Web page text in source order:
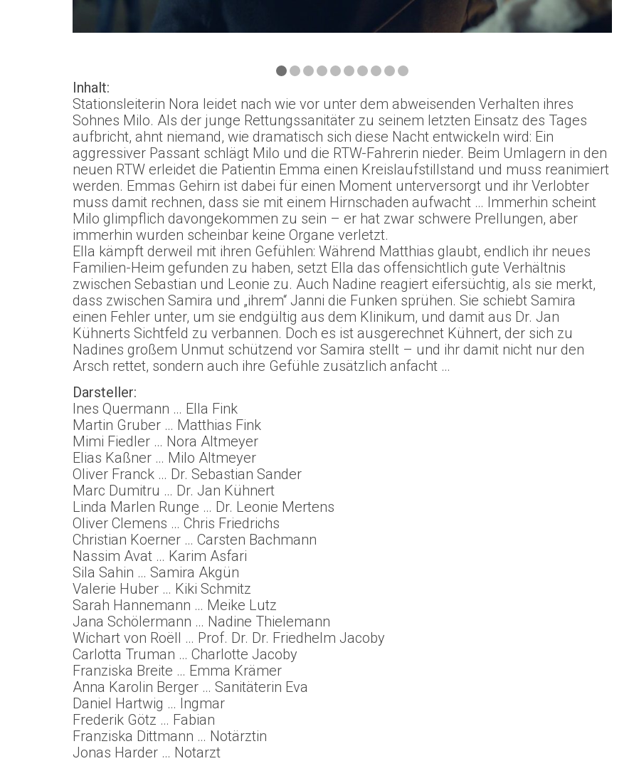
Inhalt:
Stationsleiterin Nora leidet nach wie vor unter dem abweisenden Verhalten ihres
Sohnes Milo. Als der junge Rettungssanitäter zu seinem letzten Einsatz des Tages
aufbricht, ahnt niemand, wie dramatisch sich diese Nacht entwickeln wird: Ein
aggressiver Passant schlägt Milo und die RTW-Fahrerin nieder. Beim Umlagern in den
neuen RTW erleidet die Patientin Emma einen Kreislaufstillstand und muss reanimiert
werden. Emmas Gehirn ist dabei für einen Moment unterversorgt und ihr Verlobter
muss damit rechnen, dass sie mit einem Hirnschaden aufwacht … Immerhin scheint
Milo glimpflich davongekommen zu sein – er hat zwar schwere Prellungen, aber
immerhin wurden scheinbar keine Organe verletzt.
Ella kämpft derweil mit ihren Gefühlen: Während Matthias glaubt, endlich ihr neues
Familien-Heim gefunden zu haben, setzt Ella das offensichtlich gute Verhältnis
zwischen Sebastian und Leonie zu. Auch Nadine reagiert eifersüchtig, als sie merkt,
dass zwischen Samira und „ihrem“ Janni die Funken sprühen. Sie schiebt Samira
einen Fehler unter, um sie endgültig aus dem Klinikum, und damit aus Dr. Jan
Kühnerts Sichtfeld zu verbannen. Doch es ist ausgerechnet Kühnert, der sich zu
Nadines großem Unmut schützend vor Samira stellt – und ihr damit nicht nur den
Arsch rettet, sondern auch ihre Gefühle zusätzlich anfacht …
Darsteller:
Ines Quermann … Ella Fink
Martin Gruber … Matthias Fink
Mimi Fiedler … Nora Altmeyer
Elias Kaßner … Milo Altmeyer
Oliver Franck … Dr. Sebastian Sander
Marc Dumitru … Dr. Jan Kühnert
Linda Marlen Runge … Dr. Leonie Mertens
Oliver Clemens … Chris Friedrichs
Christian Koerner … Carsten Bachmann
Nassim Avat … Karim Asfari
Sila Sahin … Samira Akgün
Valerie Huber … Kiki Schmitz
Sarah Hannemann … Meike Lutz
Jana Schölermann … Nadine Thielemann
Wichart von Roëll … Prof. Dr. Dr. Friedhelm Jacoby
Carlotta Truman … Charlotte Jacoby
Franziska Breite … Emma Krämer
Anna Karolin Berger … Sanitäterin Eva
Daniel Hartwig … Ingmar
Frederik Götz … Fabian
Franziska Dittmann … Notärztin
Jonas Harder … Notarzt